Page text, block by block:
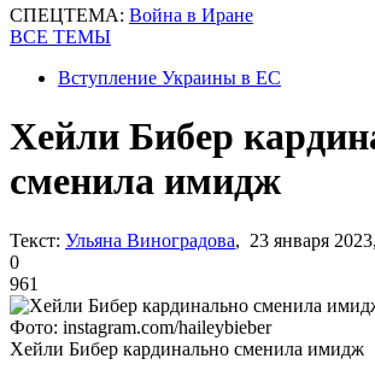
СПЕЦТЕМА: Война в Иране
ВСЕ ТЕМЫ
Вступление Украины в ЕС
Хейли Бибер
сменила имидж
Текст: Ульяна Виноградова, 23 января
0
961
Фото: instagram.com/haileybieber
Хейли Бибер кардинально сменила имидж